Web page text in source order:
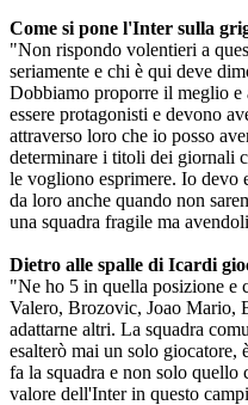
Come si pone l'Inter sulla
"Non rispondo volentieri a
seriamente e chi è qui deve
Dobbiamo proporre il meglio
essere protagonisti e devono
attraverso loro che io posso
determinare i titoli dei giornali
le vogliono esprimere. Io devo
da loro anche quando non
una squadra fragile ma
Dietro alle spalle di Icardi
"Ne ho 5 in quella posizione e
Valero, Brozovic, Joao Mario,
adattarne altri. La squadra
esalterò mai un solo
fa la squadra e non solo
valore dell'Inter in questo